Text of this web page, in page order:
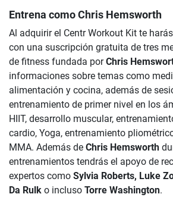
Entrena como Chris Hemsworth
Al adquirir el Centr Workout Kit te
con una suscripción gratuita de tres
de fitness fundada porChris
informaciones sobre temas como
alimentación y cocina, además de
entrenamiento de primer nivel en los
HIIT, desarrollo muscular,
cardio, Yoga, entrenamiento
MMA. Además de Chris Hemsworth
entrenamientos tendrás el apoyo de
expertos como Sylvia Roberts, Luke
Da Rulk o incluso Torre Washington.